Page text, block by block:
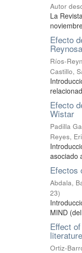
Autor
La
Efecto
Ríos-
Castillo,
Efecto
Wistar
Padilla
Reyes,
asociado
Efectos
Abdala,
23)
MIND
Effect
Ortiz-